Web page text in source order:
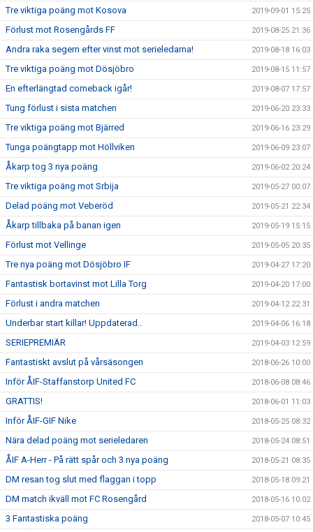
Tre viktiga poäng mot Kosova 2019-09-01 15:25
Förlust mot Rosengårds FF 2019-08-25 21:36
Andra raka segern efter vinst mot serieledarna! 2019-08-18 16:03
Tre viktiga poäng mot Dösjöbro 2019-08-15 11:57
En efterlängtad comeback igår! 2019-08-07 17:57
Tung förlust i sista matchen 2019-06-20 23:33
Tre viktiga poäng mot Bjärred 2019-06-16 23:29
Tunga poängtapp mot Höllviken 2019-06-09 23:07
Åkarp tog 3 nya poäng 2019-06-02 20:24
Tre viktiga poäng mot Srbija 2019-05-27 00:07
Delad poäng mot Veberöd 2019-05-21 22:34
Åkarp tillbaka på banan igen 2019-05-19 15:15
Förlust mot Vellinge 2019-05-05 20:35
Tre nya poäng mot Dösjöbro IF 2019-04-27 17:20
Fantastisk bortavinst mot Lilla Torg 2019-04-20 17:00
Förlust i andra matchen 2019-04-12 22:31
Underbar start killar! Uppdaterad.. 2019-04-06 16:18
SERIEPREMIÄR 2019-04-03 12:59
Fantastiskt avslut på vårsäsongen 2018-06-26 10:00
Inför ÅIF-Staffanstorp United FC 2018-06-08 08:46
GRATTIS! 2018-06-01 11:03
Inför ÅIF-GIF Nike 2018-05-25 08:32
Nära delad poäng mot serieledaren 2018-05-24 08:51
ÅIF A-Herr - På rätt spår och 3 nya poäng 2018-05-21 08:35
DM resan tog slut med flaggan i topp 2018-05-18 09:21
DM match ikväll mot FC Rosengård 2018-05-16 10:02
3 Fantastiska poäng 2018-05-07 10:45